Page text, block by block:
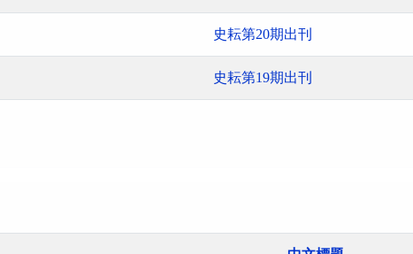
史耘第20期出刊
史耘第19期出刊